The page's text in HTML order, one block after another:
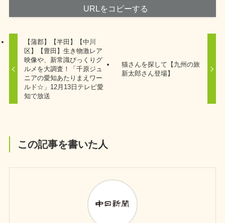
URLをコピーする
【蒲郡】【半田】【中川
区】【豊田】生き物激レア
映像や、新常識びっくりグ
ルメを大調査！「千原ジュ
ニアの愛知あたりまえワー
ルド☆」12月13日テレビ愛
知で放送
猫さんを探して【九州の旅
新太郎さん登場】
この記事を書いた人